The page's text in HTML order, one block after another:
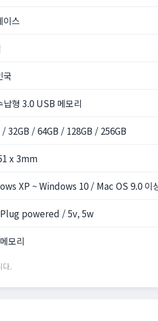
이스
국
납형 3.0 USB 메모리
/ 32GB / 64GB / 128GB / 256GB
x 3mm
XP ~ Windows 10 / Mac OS 9.0 이
powered / 5v, 5w
모리
다.